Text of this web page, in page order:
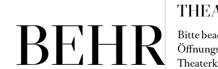
Bitte
BEHR